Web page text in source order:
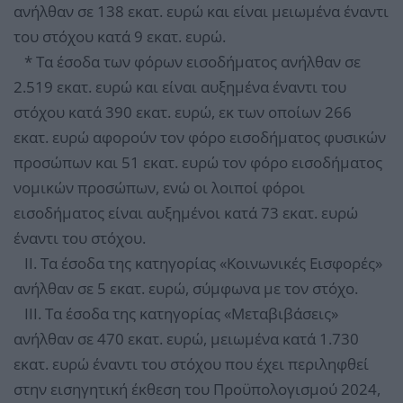
ανήλθαν σε 138 εκατ. ευρώ και είναι μειωμένα έναντι
του στόχου κατά 9 εκατ. ευρώ.
* Τα έσοδα των φόρων εισοδήματος ανήλθαν σε
2.519 εκατ. ευρώ και είναι αυξημένα έναντι του
στόχου κατά 390 εκατ. ευρώ, εκ των οποίων 266
εκατ. ευρώ αφορούν τον φόρο εισοδήματος φυσικών
προσώπων και 51 εκατ. ευρώ τον φόρο εισοδήματος
νομικών προσώπων, ενώ οι λοιποί φόροι
εισοδήματος είναι αυξημένοι κατά 73 εκατ. ευρώ
έναντι του στόχου.
II. Τα έσοδα της κατηγορίας «Κοινωνικές Εισφορές»
ανήλθαν σε 5 εκατ. ευρώ, σύμφωνα με τον στόχο.
III. Τα έσοδα της κατηγορίας «Μεταβιβάσεις»
ανήλθαν σε 470 εκατ. ευρώ, μειωμένα κατά 1.730
εκατ. ευρώ έναντι του στόχου που έχει περιληφθεί
στην εισηγητική έκθεση του Προϋπολογισμού 2024,